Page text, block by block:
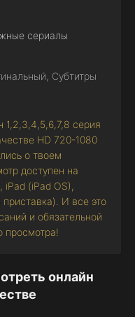
сериалы
Субтитры
1,2,3,4,5,6,7,8 серия
HD 720-1080
о твоем
доступен на
iPad (iPad OS),
И все это
и обязательной
просмотра!
онлайн